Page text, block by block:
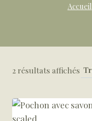
Accueil
2 résultats affichés